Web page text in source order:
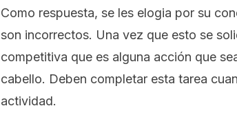
Como respuesta, se les elogia por su
son incorrectos. Una vez que esto se
competitiva que es alguna acción que
cabello. Deben completar esta tarea
actividad.